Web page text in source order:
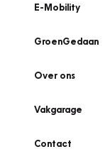
E-Mobility
GroenGedaan
Over ons
Vakgarage
Contact